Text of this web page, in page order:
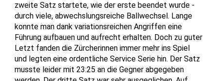
zweite Satz startete, wie der erste beendet wurde -
durch viele, abwechslungsreiche Ballwechsel. Lange
konnte man dank variationsreichen Angriffen eine
Führung aufbauen und aufrecht erhalten. Doch zu guter
Letzt fanden die Zürcherinnen immer mehr ins Spiel
und legten eine ordentliche Service Serie hin. Der Satz
musste leider mit 23:25 an die Gegner abgegeben